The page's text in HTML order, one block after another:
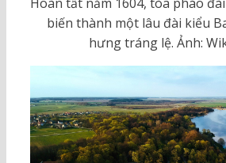
biến thành một lâu đài kiểu
hưng tráng lệ. Ảnh: